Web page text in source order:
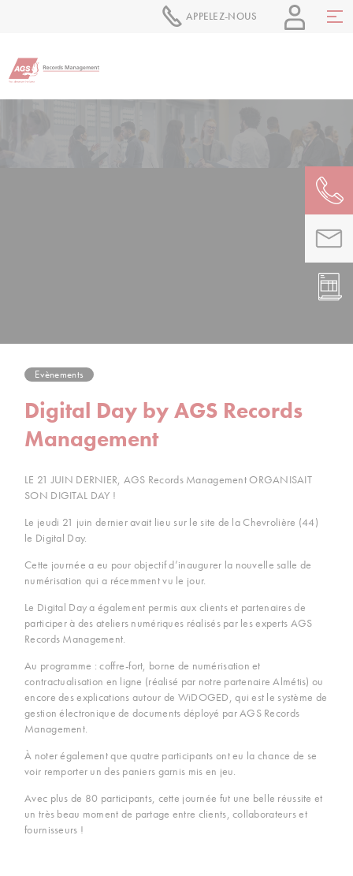
APPELEZ-NOUS
Evènements
Digital Day by AGS Records
Management
LE 21 JUIN DERNIER, AGS Records Management ORGANISAIT
SON DIGITAL DAY !
Le jeudi 21 juin dernier avait lieu sur le site de la Chevrolière (44)
le Digital Day.
Cette journée a eu pour objectif d’inaugurer la nouvelle salle de
numérisation qui a récemment vu le jour.
Le Digital Day a également permis aux clients et partenaires de
participer à des ateliers numériques réalisés par les experts AGS
Records Management.
Au programme : coffre-fort, borne de numérisation et
contractualisation en ligne (réalisé par notre partenaire Almétis) ou
encore des explications autour de WiDOGED, qui est le système de
gestion électronique de documents déployé par AGS Records
Management.
À noter également que quatre participants ont eu la chance de se
voir remporter un des paniers garnis mis en jeu.
Avec plus de 80 participants, cette journée fut une belle réussite et
un très beau moment de partage entre clients, collaborateurs et
fournisseurs !